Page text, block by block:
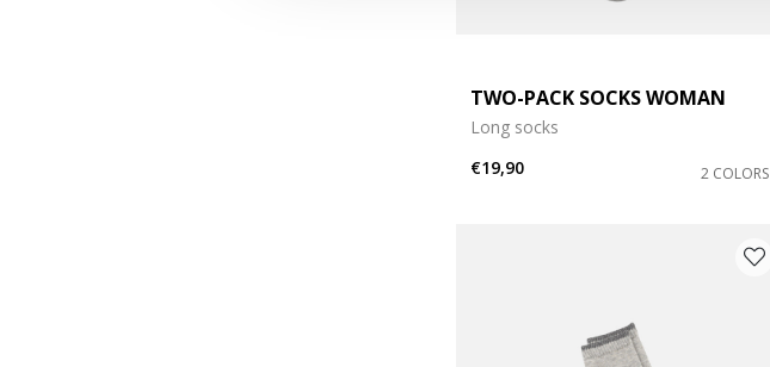
TWO-PACK SOCKS WOMAN
Long socks
€19,90
2 COLORS